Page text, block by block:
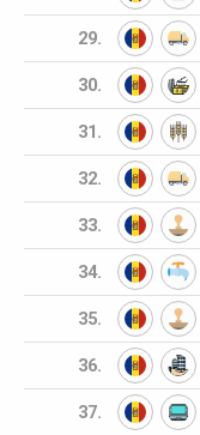
29.
30.
31.
32.
33.
34.
35.
36.
37.